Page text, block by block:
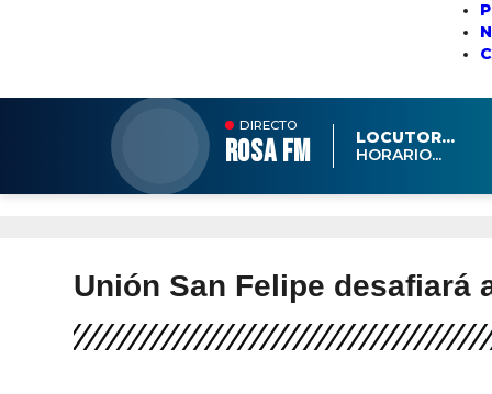
DIRECTO
ROSA FM
LOCUTOR...
HORARIO...
Unión San Felipe desafiará